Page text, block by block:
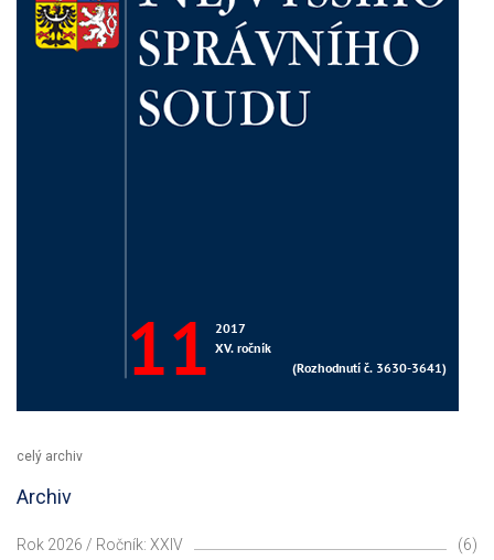
celý archiv
Archiv
Rok 2026 / Ročník: XXIV (6)